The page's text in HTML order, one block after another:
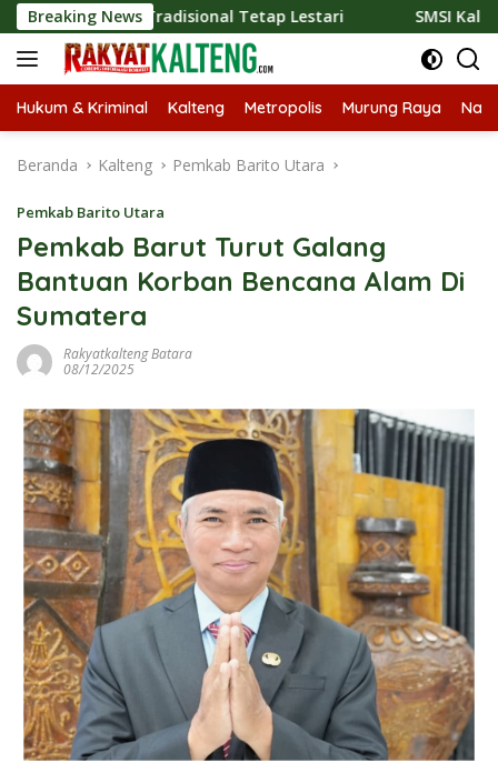
Langsung
ke
konten
Breaking News
Tradisional Tetap Lestari SMSI Kalteng dan
Hukum & Kriminal Kalteng Metropolis Murung Raya
Beranda Kalteng Pemkab Barito Utara
Pemkab Barito Utara
Pemkab Barut Turut Galang
Bantuan Korban Bencana Alam Di
Sumatera
Rakyatkalteng Batara
08/12/2025